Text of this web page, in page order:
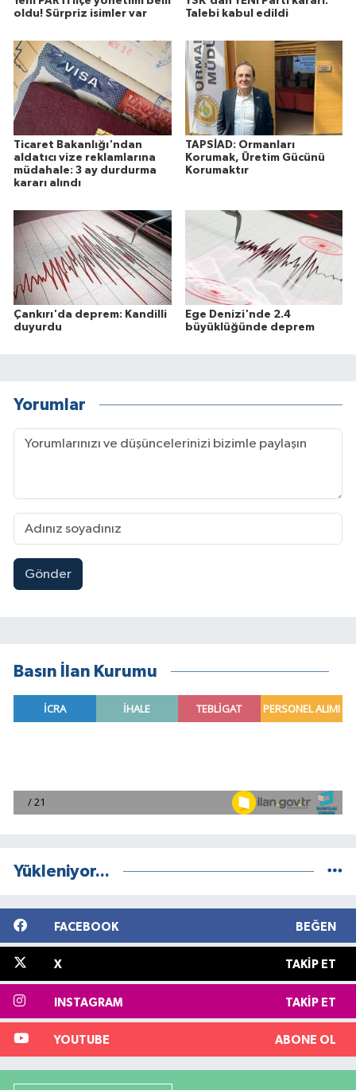
oldu! Sürpriz isimler var
Talebi kabul edildi
Ticaret Bakanlığı'ndan
aldatıcı vize reklamlarına
müdahale: 3 ay durdurma
kararı alındı
TAPSİAD: Ormanları
Korumak, Üretim Gücünü
Korumaktır
Çankırı'da deprem: Kandilli
duyurdu
Ege Denizi'nde 2.4
büyüklüğünde deprem
Yorumlar
Gönder
Basın İlan Kurumu
Yükleniyor...
FACEBOOK BEĞEN
X TAKIP ET
INSTAGRAM TAKIP ET
YOUTUBE ABONE OL